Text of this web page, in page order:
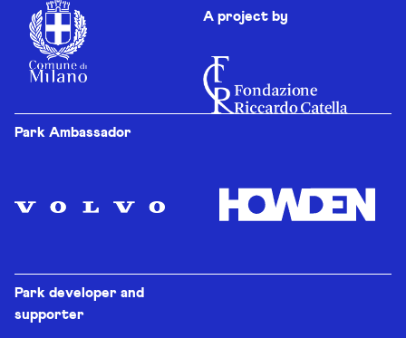
A project by
Park Ambassador
Park developer and
supporter